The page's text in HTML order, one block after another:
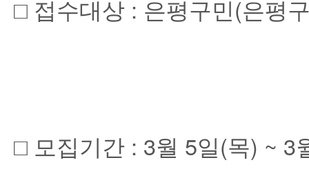
□ 접수대상 : 은평구민(은평
□ 모집기간 : 3월 5일(목) ~ 3